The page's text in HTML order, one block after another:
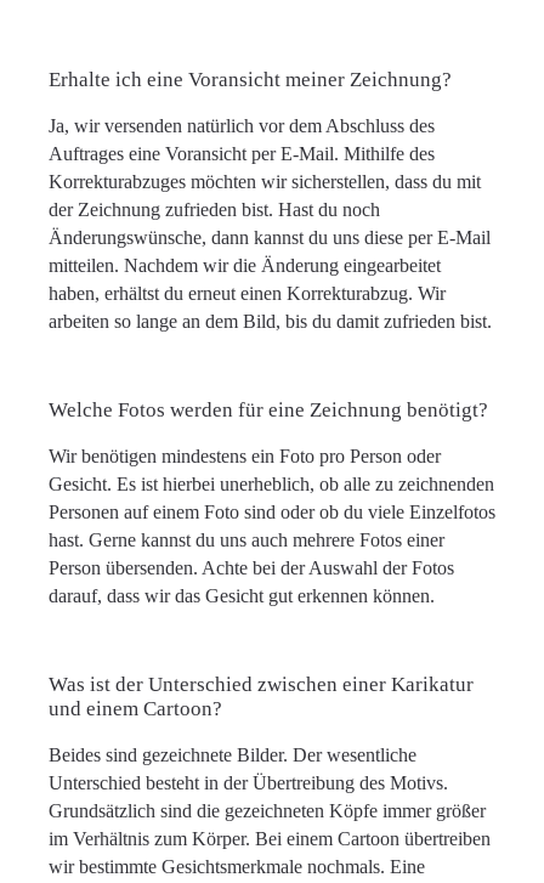
Erhalte ich eine Voransicht meiner Zeichnung?
Ja, wir versenden natürlich vor dem Abschluss des
Auftrages eine Voransicht per E-Mail. Mithilfe des
Korrekturabzuges möchten wir sicherstellen, dass du mit
der Zeichnung zufrieden bist. Hast du noch
Änderungswünsche, dann kannst du uns diese per E-Mail
mitteilen. Nachdem wir die Änderung eingearbeitet
haben, erhältst du erneut einen Korrekturabzug. Wir
arbeiten so lange an dem Bild, bis du damit zufrieden bist.
Welche Fotos werden für eine Zeichnung benötigt?
Wir benötigen mindestens ein Foto pro Person oder
Gesicht. Es ist hierbei unerheblich, ob alle zu zeichnenden
Personen auf einem Foto sind oder ob du viele Einzelfotos
hast. Gerne kannst du uns auch mehrere Fotos einer
Person übersenden. Achte bei der Auswahl der Fotos
darauf, dass wir das Gesicht gut erkennen können.
Was ist der Unterschied zwischen einer Karikatur
und einem Cartoon?
Beides sind gezeichnete Bilder. Der wesentliche
Unterschied besteht in der Übertreibung des Motivs.
Grundsätzlich sind die gezeichneten Köpfe immer größer
im Verhältnis zum Körper. Bei einem Cartoon übertreiben
wir bestimmte Gesichtsmerkmale nochmals. Eine